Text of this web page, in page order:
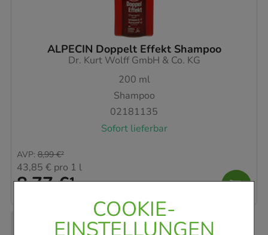
COOKIE-
EINSTELLUNGEN
ALPECIN Doppelt Effekt Shampoo
Dr. Kurt Wolff GmbH & Co. KG
200 ml
Shampoo
02181135
Sofort lieferbar
8,77 €¹
AVP: 8,99 €²
43,85 € pro 1 l